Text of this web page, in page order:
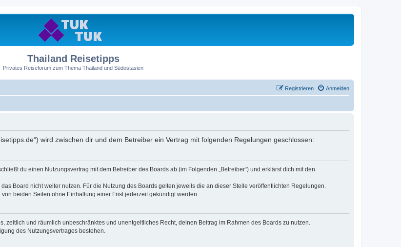
Thailand Reisetipps
Privates Reiseforum zum Thema Thailand und Südostasien
Anmelden
Registrieren
wird zwischen dir und dem Betreiber ein Vertrag mit folgenden Regelungen geschlossen:
du einen Nutzungsvertrag mit dem Betreiber des Boards ab (im Folgenden „Betreiber“) und erklärst dich mit den
Board nicht weiter nutzen. Für die Nutzung des Boards gelten jeweils die an dieser Stelle veröffentlichten Regelungen.
beiden Seiten ohne Einhaltung einer Frist jederzeit gekündigt werden.
zeitlich und räumlich unbeschränktes und unentgeltliches Recht, deinen Beitrag im Rahmen des Boards zu nutzen.
des Nutzungsvertrages bestehen.